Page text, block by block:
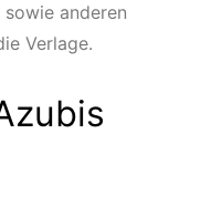
sowie anderen
Verlage.